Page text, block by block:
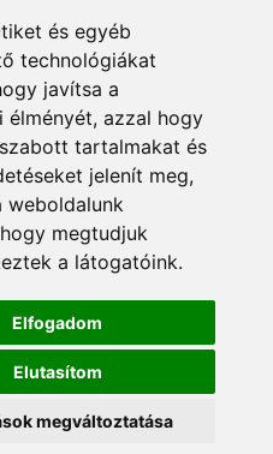
és egyéb
technológiákat
javítsa a
élményét, azzal hogy
tartalmakat és
jelenít meg,
weboldalunk
megtudjuk
a látogatóink.
Elfogadom
Elutasítom
megváltoztatása
módok
tájékoztató